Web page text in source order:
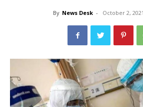
By News Desk - October 2,